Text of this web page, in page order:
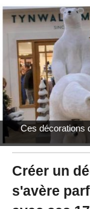
1
1
2
0
2
:
3
5
-
i
s
Ces décorations
Créer un
s'avère